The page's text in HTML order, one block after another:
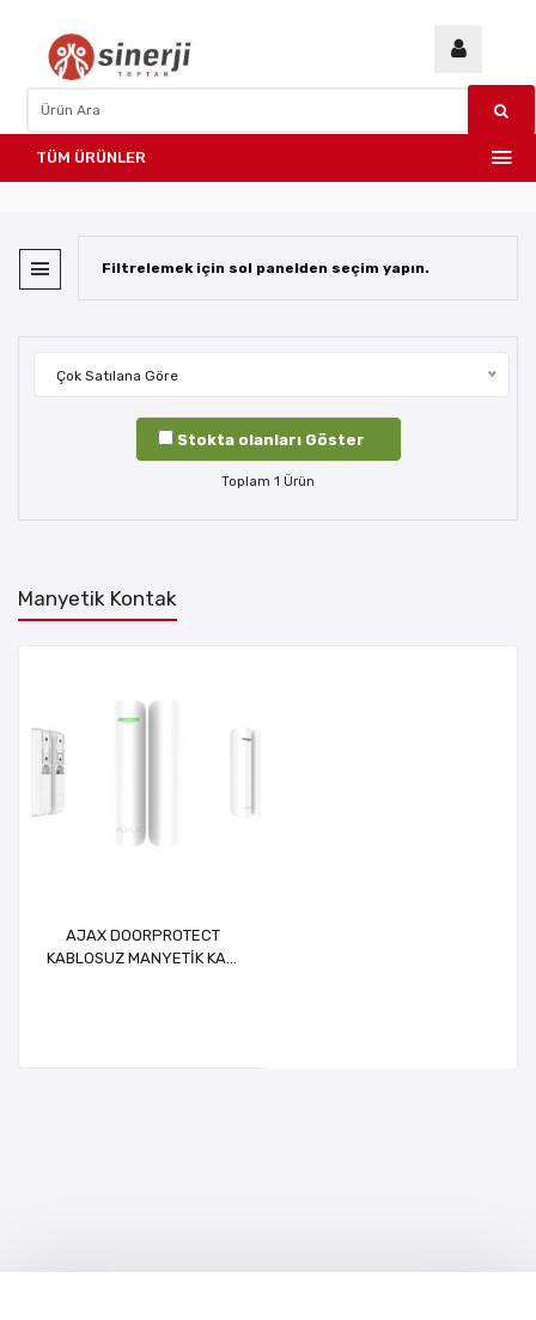
TÜM ÜRÜNLER
Filtrelemek için sol panelden seçim yapın.
Çok Satılana Göre
Stokta olanları Göster
Toplam 1 Ürün
Manyetik Kontak
AJAX DOORPROTECT
KABLOSUZ MANYETİK KAPI